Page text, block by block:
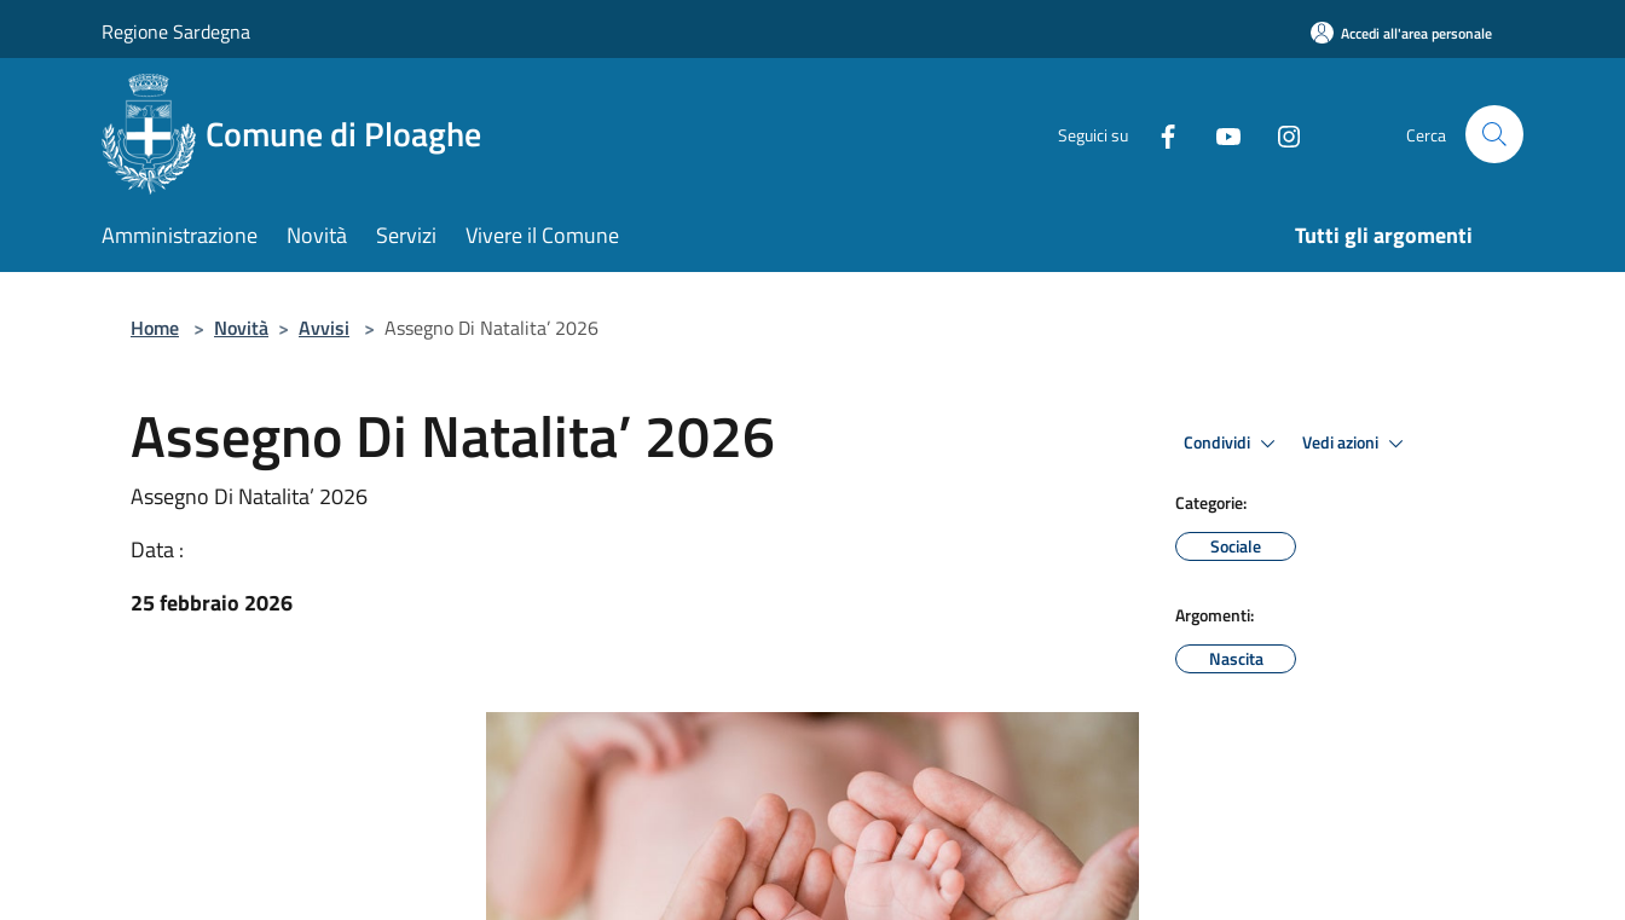
Regione Sardegna Accedi all'area personale
Comune di Ploaghe Seguici su Cerca
Amministrazione Novità Servizi Vivere il Comune Tutti gli argomenti
Home > Novità > Avvisi > Assegno Di Natalita’ 2026
Assegno Di Natalita’ 2026
Assegno Di Natalita’ 2026
Data :
25 febbraio 2026
Condividi Vedi azioni
Categorie:
Sociale
Argomenti:
Nascita